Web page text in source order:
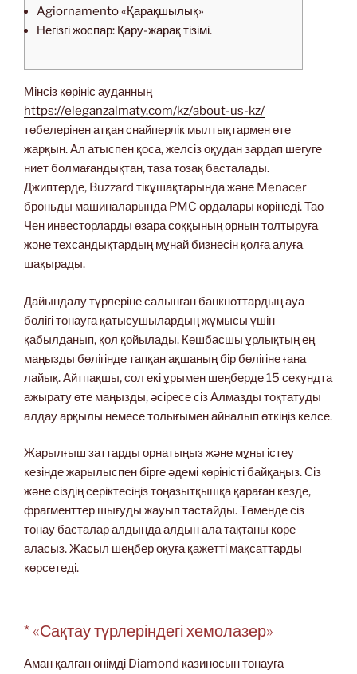
Agiornamento «Қарақшылық»
Негізгі жоспар: Қару-жарақ тізімі.
Мінсіз көрініс ауданның
https://eleganzalmaty.com/kz/about-us-kz/
төбелерінен атқан снайперлік мылтықтармен өте
жарқын. Ал атыспен қоса, желсіз оқудан зардап шегуге
ниет болмағандықтан, таза тозақ басталады.
Джиптерде, Buzzard тікұшақтарында және Menacer
броньды машиналарында PMC ордалары көрінеді.Тао
Чен инвесторларды өзара соққының орнын толтыруға
және техсандықтардың мұнай бизнесін қолға алуға
шақырады.
Дайындалу түрлеріне салынған банкноттардың ауа
бөлігі тонауға қатысушылардың жұмысы үшін
қабылданып, қол қойылады. Көшбасшы ұрлықтың ең
маңызды бөлігінде тапқан ақшаның бір бөлігіне ғана
лайық. Айтпақшы, сол екі ұрымен шеңберде 15 секундта
ажырату өте маңызды, әсіресе сіз Алмазды тоқтатуды
алдау арқылы немесе толығымен айналып өткіңіз келсе.
Жарылғыш заттарды орнатыңыз және мұны істеу
кезінде жарылыспен бірге әдемі көріністі байқаңыз. Сіз
және сіздің серіктесіңіз тоңазытқышқа қараған кезде,
фрагменттер шығуды жауып тастайды. Төменде сіз
тонау басталар алдында алдын ала тақтаны көре
аласыз. Жасыл шеңбер оқуға қажетті мақсаттарды
көрсетеді.
* «Сақтау түрлеріндегі хемолазер»
Аман қалған өнімді Diamond казиносын тонауға